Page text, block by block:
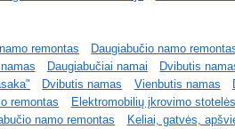
remontas Daugiabučio namo
Daugiabučiai namai Dvibutis
Dvibutis namas Vienbutis namas
remontas Elektromobilių įkrovimo stotelės
namo remontas Keliai, gatvės,